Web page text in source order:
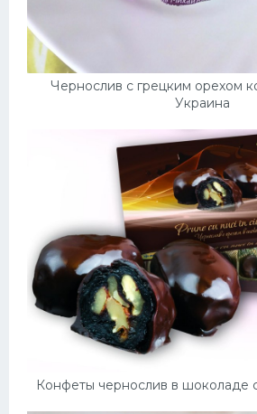
Чернослив с грецким орехом
Украина
Конфеты чернослив в шоколаде